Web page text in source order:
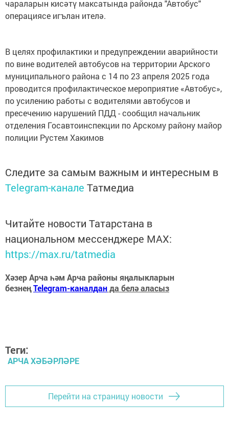
чараларын кисәтү максатында районда "Автобус"
операциясе игълан ителә.
В целях профилактики и предупреждении аварийности
по вине водителей автобусов на территории Арского
муниципального района с 14 по 23 апреля 2025 года
проводится профилактическое мероприятие «Автобус»,
по усилению работы с водителями автобусов и
пресечению нарушений ПДД - сообщил начальник
отделения Госавтоинспекции по Арскому району майор
полиции Рустем Хакимов
Следите за самым важным и интересным в
Telegram-канале Татмедиа
Читайте новости Татарстана в
национальном мессенджере MАХ:
https://max.ru/tatmedia
Хәзер Арча һәм Арча районы яңалыкларын
безнеңTelegram-каналданда белә аласыз
Теги:
АРЧА ХӘБӘРЛӘРЕ
Перейти на страницу новости